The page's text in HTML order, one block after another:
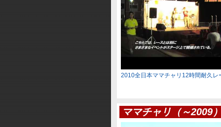
2010全日本ママチャリ12時間耐久レ
ママチャリ（～2009